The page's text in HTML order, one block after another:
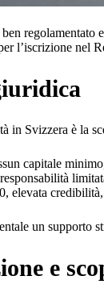
l’iscrizione nel
in Svizzera è la
capitale
elevata
un supporto
e